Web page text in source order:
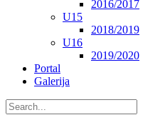
2016/2017
U15
2018/2019
U16
2019/2020
Portal
Galerija